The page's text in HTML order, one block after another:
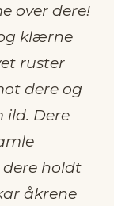
over dere!
klærne
ruster
dere og
ild. Dere
dere holdt
åkrene